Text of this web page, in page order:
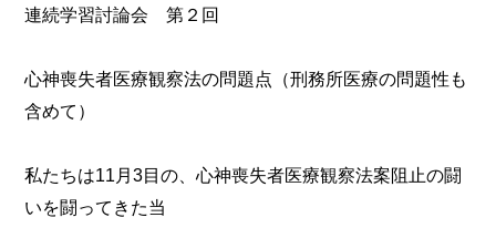
連続学習討論会 第２回
心神喪失者医療観察法の問題点（刑務所医療の問題性も
含めて）
私たちは11月3目の、心神喪失者医療観察法案阻止の闘
いを闘ってきた当